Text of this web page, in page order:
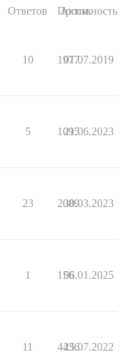
Ответов Просм.
Активность
10 1977
01.07.2019
5 1095
21.06.2023
23 2089
30.03.2023
1 156
06.01.2025
11 4436
25.07.2022